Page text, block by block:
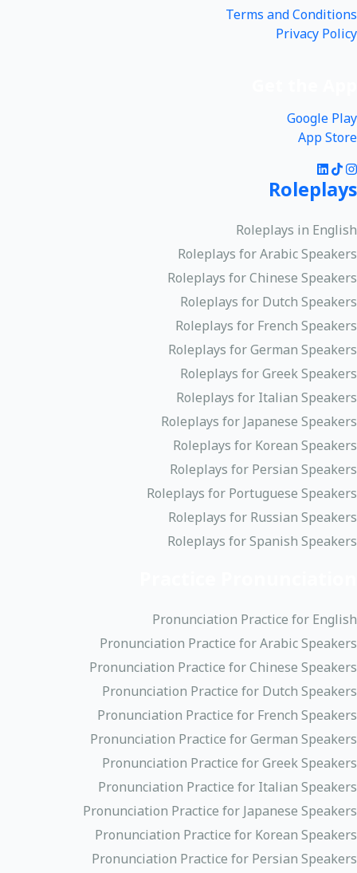
Terms and Conditions
Privacy Policy
Google Play
App Store
Roleplays
Roleplays in English
Roleplays for Arabic Speakers
Roleplays for Chinese Speakers
Roleplays for Dutch Speakers
Roleplays for French Speakers
Roleplays for German Speakers
Roleplays for Greek Speakers
Roleplays for Italian Speakers
Roleplays for Japanese Speakers
Roleplays for Korean Speakers
Roleplays for Persian Speakers
Roleplays for Portuguese Speakers
Roleplays for Russian Speakers
Roleplays for Spanish Speakers
Pronunciation Practice for English
Pronunciation Practice for Arabic Speakers
Pronunciation Practice for Chinese Speakers
Pronunciation Practice for Dutch Speakers
Pronunciation Practice for French Speakers
Pronunciation Practice for German Speakers
Pronunciation Practice for Greek Speakers
Pronunciation Practice for Italian Speakers
Pronunciation Practice for Japanese Speakers
Pronunciation Practice for Korean Speakers
Pronunciation Practice for Persian Speakers